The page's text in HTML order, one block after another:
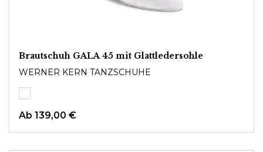
Brautschuh GALA 45 mit Glattledersohle
WERNER KERN TANZSCHUHE
Ab 139,00 €